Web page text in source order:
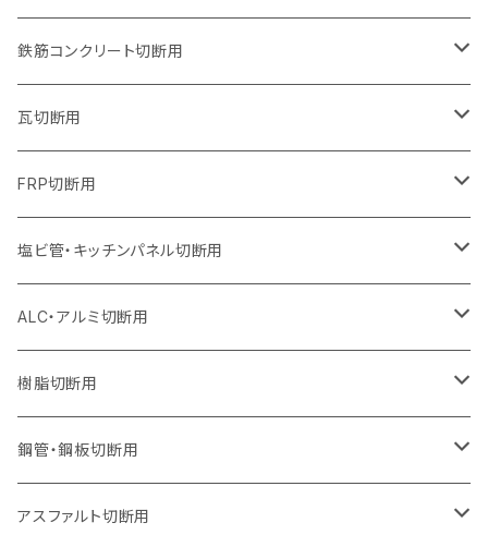
セグメント
セグメント（特殊凸凹加工チップ）
355mm（14インチ）
セグメント
セグメント（特殊凸凹加工チップ）
405mm（16インチ）
セグメントタイプ
ウェーブタイプ
セグメントタイプ
ウェーブタイプ
255mm（10インチ）
セグメントタイプ
305mm（12インチ）
セグメント
セグメント（特殊凸凹加工チップ）
355mm（14インチ）
セグメント
セグメント（特殊凸凹加工チップ）
ウェーブタイプ
セグメントタイプ
ウェーブタイプ
230mm（9インチ）
セグメントタイプ
ウェーブタイプ
255mm（10インチ）
セグメントタイプ
305mm（12インチ）
セグメント
セグメント（特殊凸凹加工チップ）
355mm（14インチ）
セグメント
セグメント（特殊凸凹加工チップ）
セグメントタイプ
205mm（8インチ）
セグメントタイプ
230mm（9インチ）
セグメントタイプ
255mm（10インチ）
セグメントタイプ（一般道路カッター用
305mm（12インチ）
セグメントタイプ
セグメントタイプ（一般道路カッター用
355mm（14インチ）
セグメントタイプ
セグメントタイプ（一般道路カッター用
405mm（16インチ）
セグメントタイプ
セグメントタイプ（一般道路カッター用
455mm（18インチ）
セグメント（一般道路カッター用
セグメントタイプ（ビス穴付き
セグメントタイプ
180mm（7インチ）
セグメントタイプ
205mm（8インチ）
セグメントタイプ
230mm（9インチ）
セグメントタイプ
305mm（12インチ）
セグメントタイプ
埋設鋳鉄管工事対応タイプ
355mm（14インチ）
セグメントタイプ
埋設鋳鉄管工事対応タイプ
405mm（16インチ）
セグメントタイプ
埋設鋳鉄管工事対応タイプ
ウェーブタイプ
セグメントタイプ
ウェーブタイプ
150mm（6インチ）
セグメントタイプ
ウェーブタイプ
180mm（7インチ）
セグメントタイプ
ウェーブタイプ
205mm（8インチ）
セグメントタイプ
ウェーブタイプ
230mm（9インチ）
セグメントタイプ
ウェーブタイプ
255mm（10インチ）
セグメントタイプ
セグメントタイプ（一般道路カッター用
305mm（12インチ）
セグメント
セグメント（特殊凸凹加工チップ）
355mm（14インチ）
セグメント
405mm（16インチ）
105mm（4インチ）
セグメントタイプ
125mm（5インチ）
セグメントタイプ
150mm（6インチ）
セグメントタイプ
180mm（7インチ）
セグメントタイプ
205mm（8インチ）
セグメントタイプ
230mm（9インチ）
セグメントタイプ
255mm（10インチ）
セグメントタイプ
305mm（12インチ）
鉄筋コンクリート切断用
305mm（12インチ）
セグメントタイプ
355mm（14インチ）
セグメントタイプ
405mm（16インチ）
セグメントタイプ
瓦切断用
105mm（4インチ）
FRP切断用
125ｍｍ（5インチ）
塩ビ管・キッチンパネル切断用
125ｍｍ（5インチ）
ALC・アルミ切断用
305mm（12インチ）
砥石（補強綱入り）
355mm（14インチ）
砥石（補強綱入り）
樹脂切断用
305mm（12インチ）
砥石（補強綱入り）
355mm（14インチ）
鋼管・鋼板切断用
305mm（12インチ）
アスファルト切断用